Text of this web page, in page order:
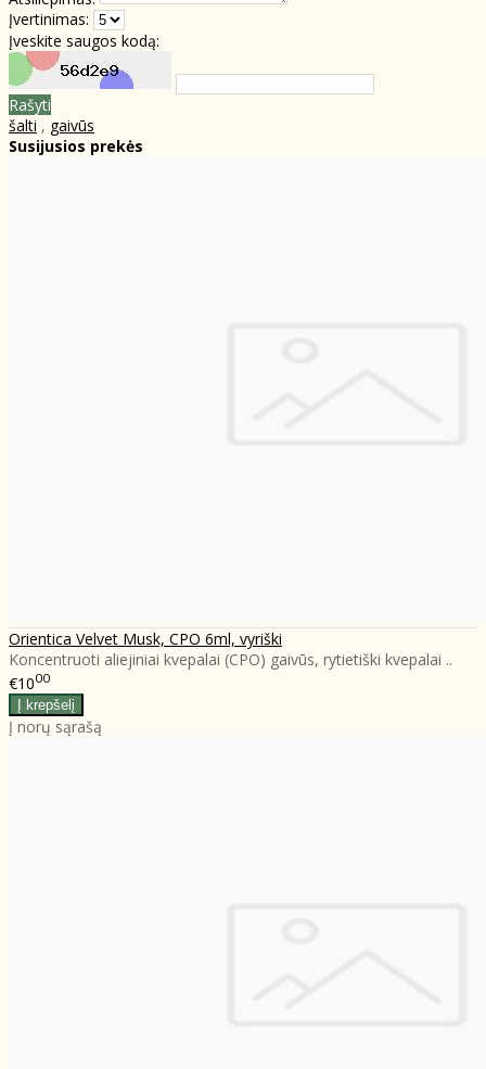
Įvertinimas:
Įveskite saugos kodą:
Rašyti
šalti , gaivūs
Susijusios prekės
Orientica Velvet Musk, CPO 6ml, vyriški
Koncentruoti aliejiniai kvepalai (CPO) gaivūs, rytietiški kvepalai ..
€1000
Į norų sąrašą